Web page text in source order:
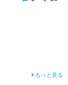
もっと見る